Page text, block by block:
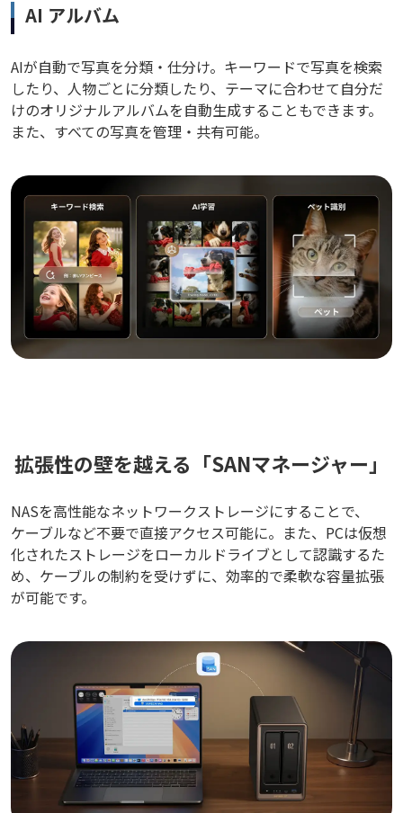
AI アルバム
AIが自動で写真を分類・仕分け。キーワードで写真を検索
したり、人物ごとに分類したり、テーマに合わせて自分だ
けのオリジナルアルバムを自動生成することもできます。
また、すべての写真を管理・共有可能。
拡張性の壁を越える「SANマネージャー」
NASを高性能なネットワークストレージにすることで、
ケーブルなど不要で直接アクセス可能に。また、PCは仮想
化されたストレージをローカルドライブとして認識するた
め、ケーブルの制約を受けずに、効率的で柔軟な容量拡張
が可能です。